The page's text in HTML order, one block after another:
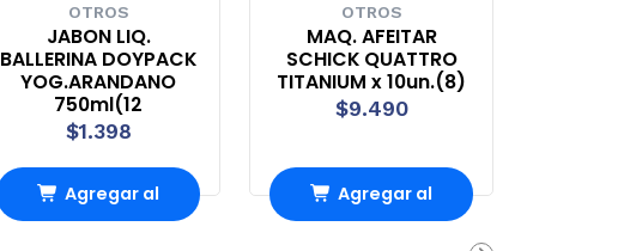
OTROS
JABON LIQ.
BALLERINA DOYPACK
YOG.ARANDANO
750ml(12
$1.398
Agregar al
OTROS
MAQ. AFEITAR
SCHICK QUATTRO
TITANIUM x 10un.(8)
$9.490
Agregar al